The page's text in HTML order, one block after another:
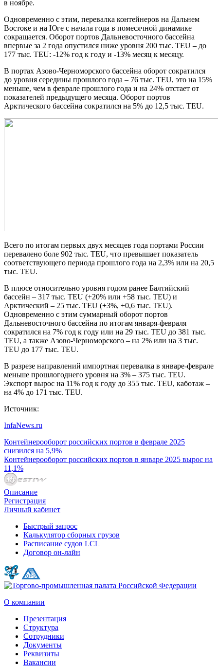
в ноябре.
Одновременно с этим, перевалка контейнеров на Дальнем
Востоке и на Юге с начала года в помесячной динамике
сокращается. Оборот портов Дальневосточного бассейна
впервые за 2 года опустился ниже уровня 200 тыс. TEU – до
177 тыс. TEU: -12% год к году и -13% месяц к месяцу.
В портах Азово-Черноморского бассейна оборот сократился
до уровня середины прошлого года – 76 тыс. TEU, это на 15%
меньше, чем в феврале прошлого года и на 24% отстает от
показателей предыдущего месяца. Оборот портов
Арктического бассейна сократился на 5% до 12,5 тыс. TEU.
Всего по итогам первых двух месяцев года портами России
перевалено боле 902 тыс. TEU, что превышает показатель
соответствующего периода прошлого года на 2,3% или на 20,5
тыс. TEU.
В плюсе относительно уровня годом ранее Балтийский
бассейн – 317 тыс. TEU (+20% или +58 тыс. TEU) и
Арктический – 25 тыс. TEU (+3%, +0,6 тыс. TEU).
Одновременно с этим суммарный оборот портов
Дальневосточного бассейна по итогам января-февраля
сократился на 7% год к году или на 29 тыс. TEU до 381 тыс.
TEU, а также Азово-Черноморского – на 2% или на 3 тыс.
TEU до 177 тыс. TEU.
В разрезе направлений импортная перевалка в январе-феврале
меньше прошлогоднего уровня на 3% – 375 тыс. TEU.
Экспорт вырос на 11% год к году до 355 тыс. TEU, каботаж –
на 4% до 171 тыс. TEU.
Источник:
InfaNews.ru
Контейнерооборот российских портов в феврале 2025
снизился на 5,9%
Контейнерооборот российских портов в январе 2025 вырос на
11,1%
Описание
Регистрация
Личный кабинет
Быстрый запрос
Калькулятор сборных грузов
Расписание судов LCL
Договор он-лайн
О компании
Презентация
Структура
Сотрудники
Документы
Реквизиты
Вакансии